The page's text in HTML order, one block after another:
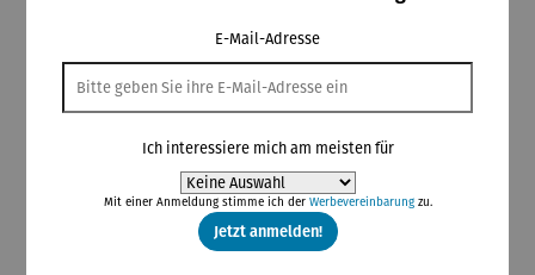
RATGEBER | ich bin Todesmutig – Umgang mit
Trauer im Leben #weileswichtigist
19,95 €
Preise inkl. MwSt. zzgl. Versandkosten
Lieferzeit: 2-3 Tage
E-Mail-Adresse
Ich interessiere mich am meisten für
Mit einer Anmeldung stimme ich der Werbevereinbarungzu.
Jetzt anmelden!